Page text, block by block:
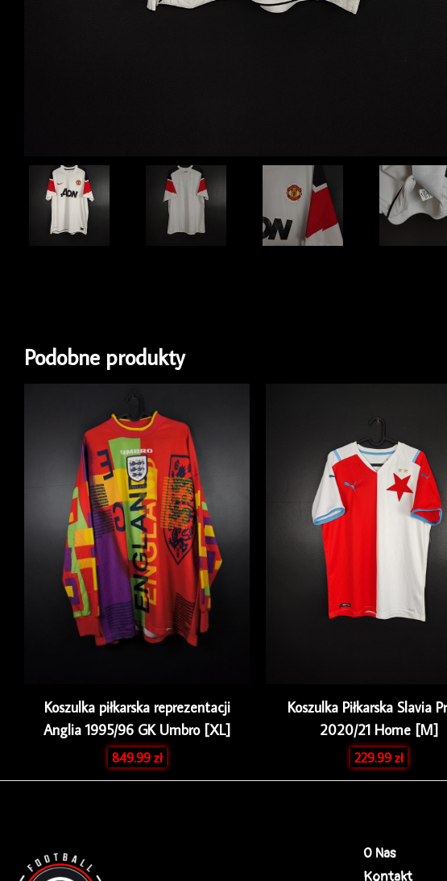
Podobne produkty
Koszulka piłkarska reprezentacji
Anglia 1995/96 GK Umbro [XL]
849.99zł
Koszulka Piłkarska Slavia
2020/21 Home [M]
229.99zł
O Nas
Kontakt